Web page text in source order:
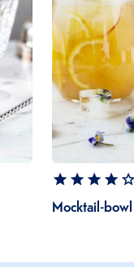
Mocktail-bowl